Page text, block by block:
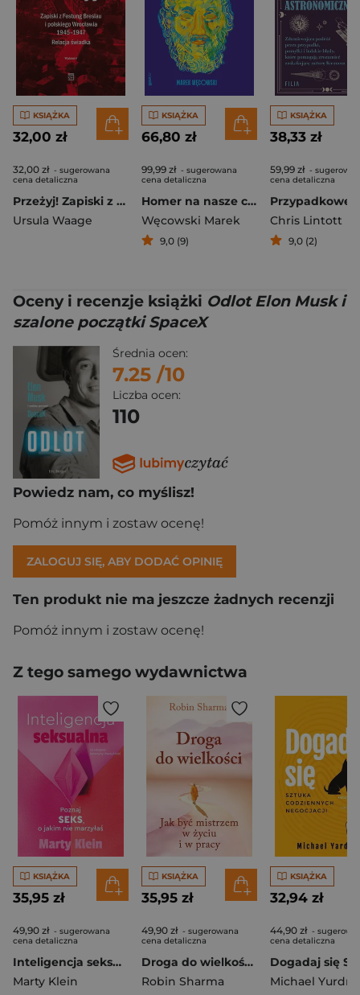
KSIĄŻKA
32,00 zł
32,00 zł - sugerowana
cena detaliczna
Przeżyj! Zapiski z Festung Breslau i polskiego Wrocławia 1945-1947. Relacja świadka. (Wydanie 2 Poprawione)
Ursula Waage
KSIĄŻKA
66,80 zł
99,99 zł - sugerowana
cena detaliczna
Homer na nasze czasy
Węcowski Marek
9,0 (9)
KSIĄŻKA
38,33 zł
59,99 zł -
cena detaliczna
Chris Lintott
9,0 (2)
Oceny i recenzje książki Odlot Elon Musk i
szalone początki SpaceX
Średnia ocen:
7.25 /10
Liczba ocen:
110
Powiedz nam, co myślisz!
Pomóż innym i zostaw ocenę!
ZALOGUJ SIĘ, ABY DODAĆ OPINIĘ
Ten produkt nie ma jeszcze żadnych recenzji
Pomóż innym i zostaw ocenę!
Z tego samego wydawnictwa
KSIĄŻKA
35,95 zł
49,90 zł - sugerowana
cena detaliczna
Inteligencja seksualna. Poznaj seks, o jakim nie marzyłaś
Marty Klein
KSIĄŻKA
35,95 zł
49,90 zł - sugerowana
cena detaliczna
Droga do wielkości. Jak być mistrzem w życiu...
Robin Sharma
KSIĄŻKA
32,94 zł
44,90 zł -
cena detaliczna
Michael